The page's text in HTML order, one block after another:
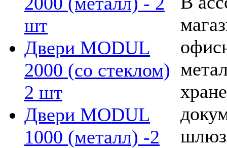
шт
Двери MODUL
2000 (со стеклом)
2 шт
Двери MODUL
1000 (металл) -2